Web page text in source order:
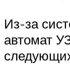
Из-за
автомат